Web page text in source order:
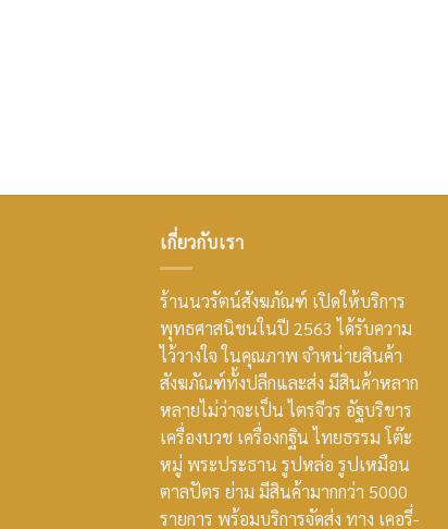
เกี่ยวกับเรา
ร้านนวรัตน์สังฆภัณฑ์ เปิดให้บริการ
พุทธศาสนิชนในปี 2563 ได้รับความ
ไว้วางใจ ในคุณภาพ จำหน่ายสินค้า
สังฆภัณฑ์ทั้งปลีกและส่ง มีสินค้าหลาก
หลายไม่ว่าจะเป็น ไตรจีวร อัฐบริขาร
เครื่องบวช เครื่องกฐิน ไทยธรรม โต๊ะ
หมู่ พระประธาน รูปหล่อ รูปเหมือน
ตาลปัตร ย่าม มีสินค้ามากกว่า 5000
รายการ พร้อมบริการจัดส่ง ทาง เคอรี่-